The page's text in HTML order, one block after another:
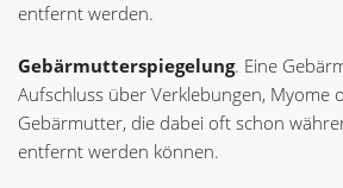
entfernt werden.
Gebärmutterspiegelung. Eine
Aufschluss über Verklebungen, Myome
Gebärmutter, die dabei oft schon
entfernt werden können.